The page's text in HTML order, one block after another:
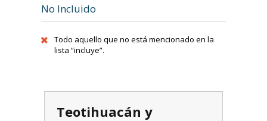
No Incluido
Todo aquello que no está mencionado en la
lista “incluye”.
Teotihuacán y